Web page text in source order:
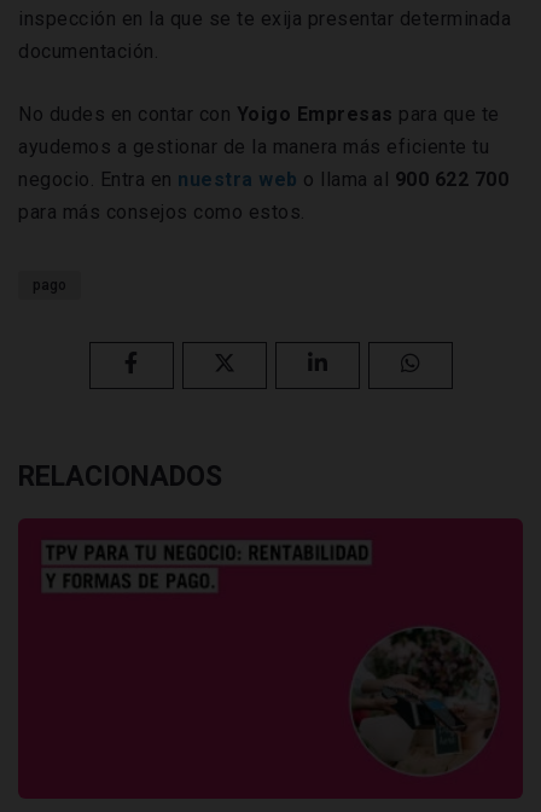
inspección en la que se te exija presentar determinada
documentación.
No dudes en contar con Yoigo Empresas para que te
ayudemos a gestionar de la manera más eficiente tu
negocio. Entra en nuestra web o llama al 900 622 700
para más consejos como estos.
pago
RELACIONADOS